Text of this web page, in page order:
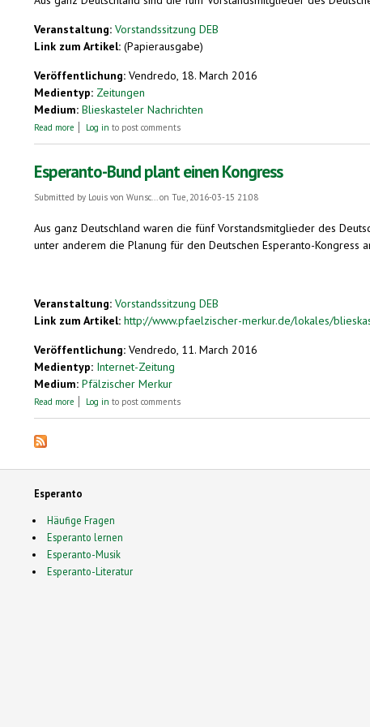
Veranstaltung: Vorstandssitzung DEB
Link zum Artikel: (Papierausgabe)
Veröffentlichung: Vendredo, 18. March 2016
Medientyp: Zeitungen
Medium: Blieskasteler Nachrichten
Read more about Deutscher Esperanto-Bund in Blieskastel. Esperanto-Kongress 2018
Log in to post comments
Esperanto-Bund plant einen Kongress
Submitted by Louis von Wunsc...on Tue, 2016-03-15 21:08
Aus ganz Deutschland waren die fünf Vorstandsmitglieder des
unter anderem die Planung für den Deutschen Esperanto-Kongress
Veranstaltung: Vorstandssitzung DEB
Link zum Artikel: http://www.pfaelzischer-merkur.de/lokales/
Veröffentlichung: Vendredo, 11. March 2016
Medientyp: Internet-Zeitung
Medium: Pfälzischer Merkur
Read more about Esperanto-Bund plant einen Kongress
Log in to post comments
Esperanto
Häufige Fragen
Esperanto lernen
Esperanto-Musik
Esperanto-Literatur